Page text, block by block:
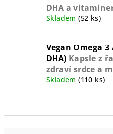
DHA a
Skladem(52 ks)
Vegan Omega
DHA) Kapsle z
zdraví srdce a
Skladem(110 ks)